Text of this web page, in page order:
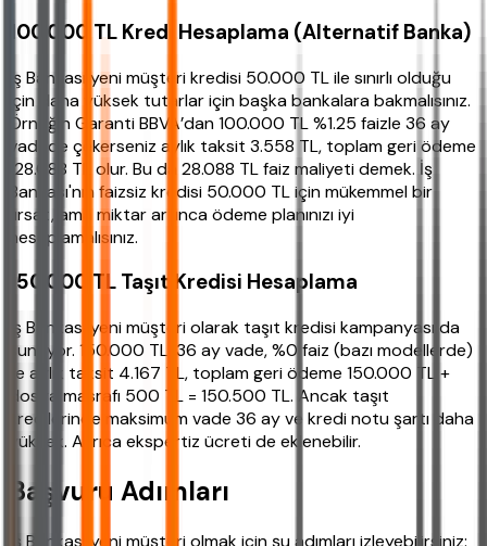
100.000 TL Kredi Hesaplama (Alternatif Banka)
İş Bankası yeni müşteri kredisi 50.000 TL ile sınırlı olduğu
için daha yüksek tutarlar için başka bankalara bakmalısınız.
Örneğin Garanti BBVA’dan 100.000 TL %1.25 faizle 36 ay
vadede çekerseniz aylık taksit 3.558 TL, toplam geri ödeme
128.088 TL olur. Bu da 28.088 TL faiz maliyeti demek. İş
Bankası'nın faizsiz kredisi 50.000 TL için mükemmel bir
fırsat, ama miktar artınca ödeme planınızı iyi
hesaplamalısınız.
150.000 TL Taşıt Kredisi Hesaplama
İş Bankası yeni müşteri olarak taşıt kredisi kampanyası da
sunuyor. 150.000 TL, 36 ay vade, %0 faiz (bazı modellerde)
ile aylık taksit 4.167 TL, toplam geri ödeme 150.000 TL +
dosya masrafı 500 TL = 150.500 TL. Ancak taşıt
kredilerinde maksimum vade 36 ay ve kredi notu şartı daha
yüksek. Ayrıca ekspertiz ücreti de eklenebilir.
Başvuru Adımları
İş Bankası yeni müşteri olmak için şu adımları izleyebilirsiniz: